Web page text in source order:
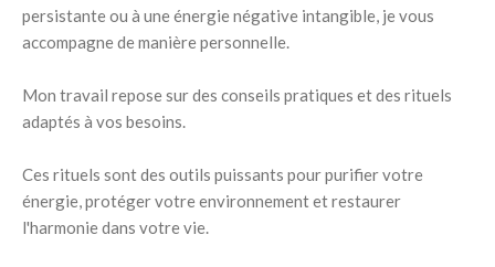
persistante ou à une énergie négative intangible, je vous
accompagne de manière personnelle.
Mon travail repose sur des conseils pratiques et des rituels
adaptés à vos besoins.
Ces rituels sont des outils puissants pour purifier votre
énergie, protéger votre environnement et restaurer
l'harmonie dans votre vie.